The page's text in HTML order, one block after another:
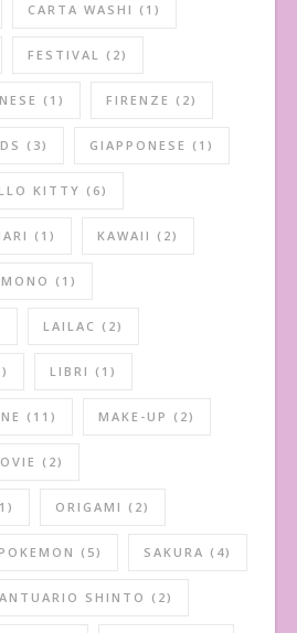
CARTA WASHI (1)
FESTIVAL (2)
(1) FIRENZE (2)
(3) GIAPPONESE (1)
KITTY (6)
(1) KAWAII (2)
(1)
LAILAC (2)
LIBRI (1)
(11) MAKE-UP (2)
(2)
ORIGAMI (2)
POKEMON (5) SAKURA (4)
SHINTO (2)